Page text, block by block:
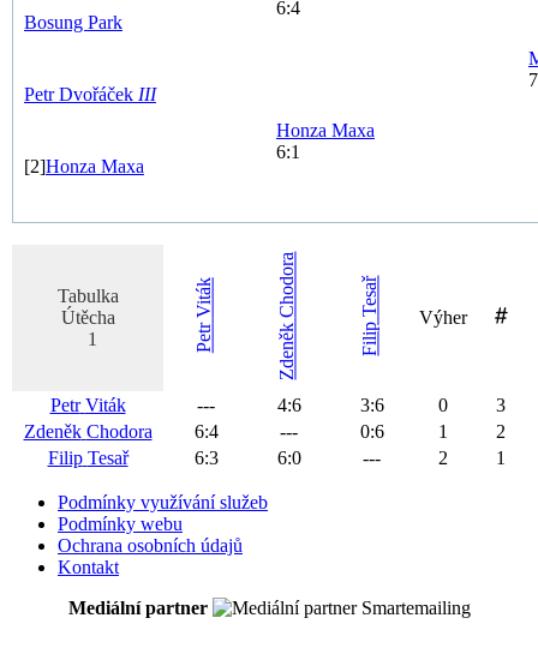
Bosung Park
Petr Dvořáček III
[2]Honza Maxa
6:4
Honza Maxa
6:1
Tabulka
Útěcha
1
Petr
Viták
Zdeněk
Chodora
Filip
Tesař
Výher
Petr Viták --- 4:6 3:6 0
3
Zdeněk Chodora 6:4 --- 0:6 1
2
Filip Tesař 6:3 6:0 --- 2 1
Podmínky využívání služeb
Podmínky webu
Ochrana osobních údajů
Kontakt
Mediální partner